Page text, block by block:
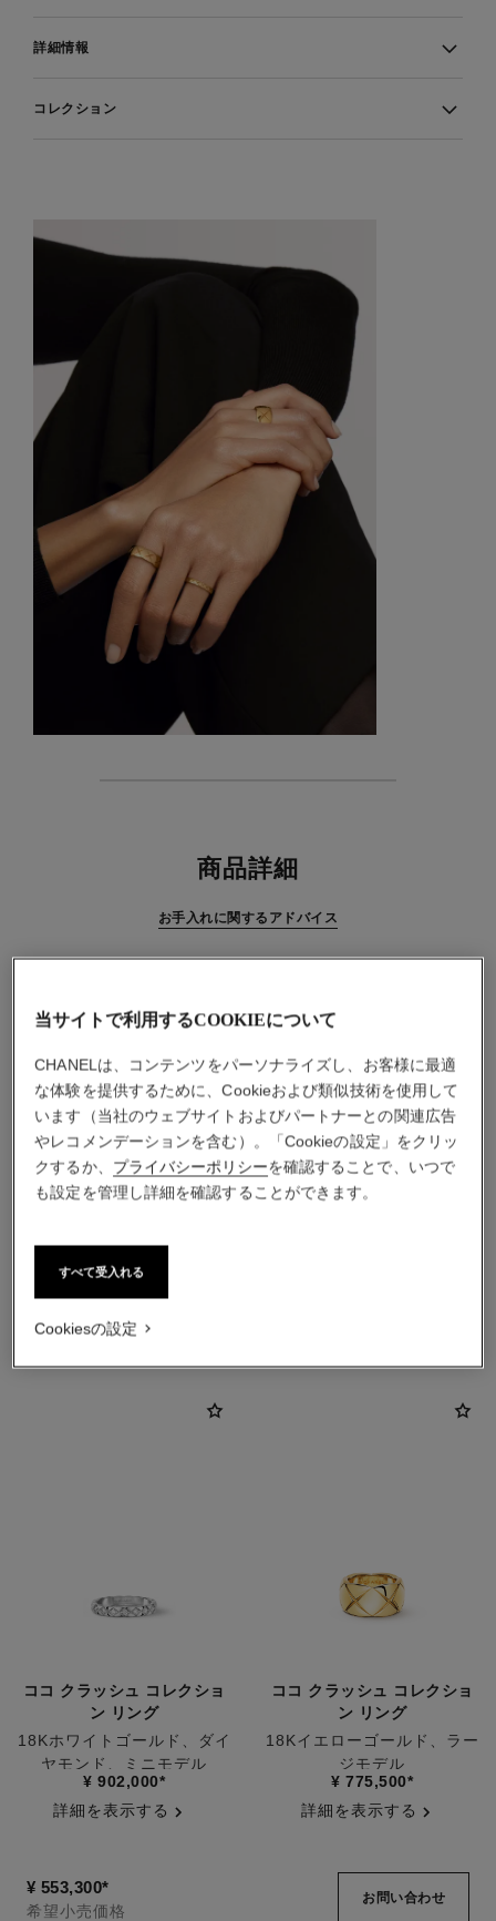
詳細情報
コレクション
商品詳細
お手入れに関するアドバイス
素材
こちらもご覧ください
ココ クラッシュ コレクショ
ン リング
18Kホワイトゴールド、ダイ
ヤモンド、ミニモデル
参照番号J11871
¥ 902,000*
詳細を表示する
ココ クラッシュ コレクショ
ン リング
18Kイエローゴールド、ラー
ジモデル
参照番号J10574
¥ 775,500*
詳細を表示する
¥ 553,300*
希望小売価格
お問い合わせ
当サイトで利用するCOOKIEについて
CHANELは、コンテンツをパーソナライズし、お客様に最適
な体験を提供するために、Cookieおよび類似技術を使用して
います（当社のウェブサイトおよびパートナーとの関連広告
やレコメンデーションを含む）。「Cookieの設定」をクリッ
クするか、 プライバシーポリシーを確認することで、いつで
も設定を管理し詳細を確認することができます。
すべて受入れる
Cookiesの設定